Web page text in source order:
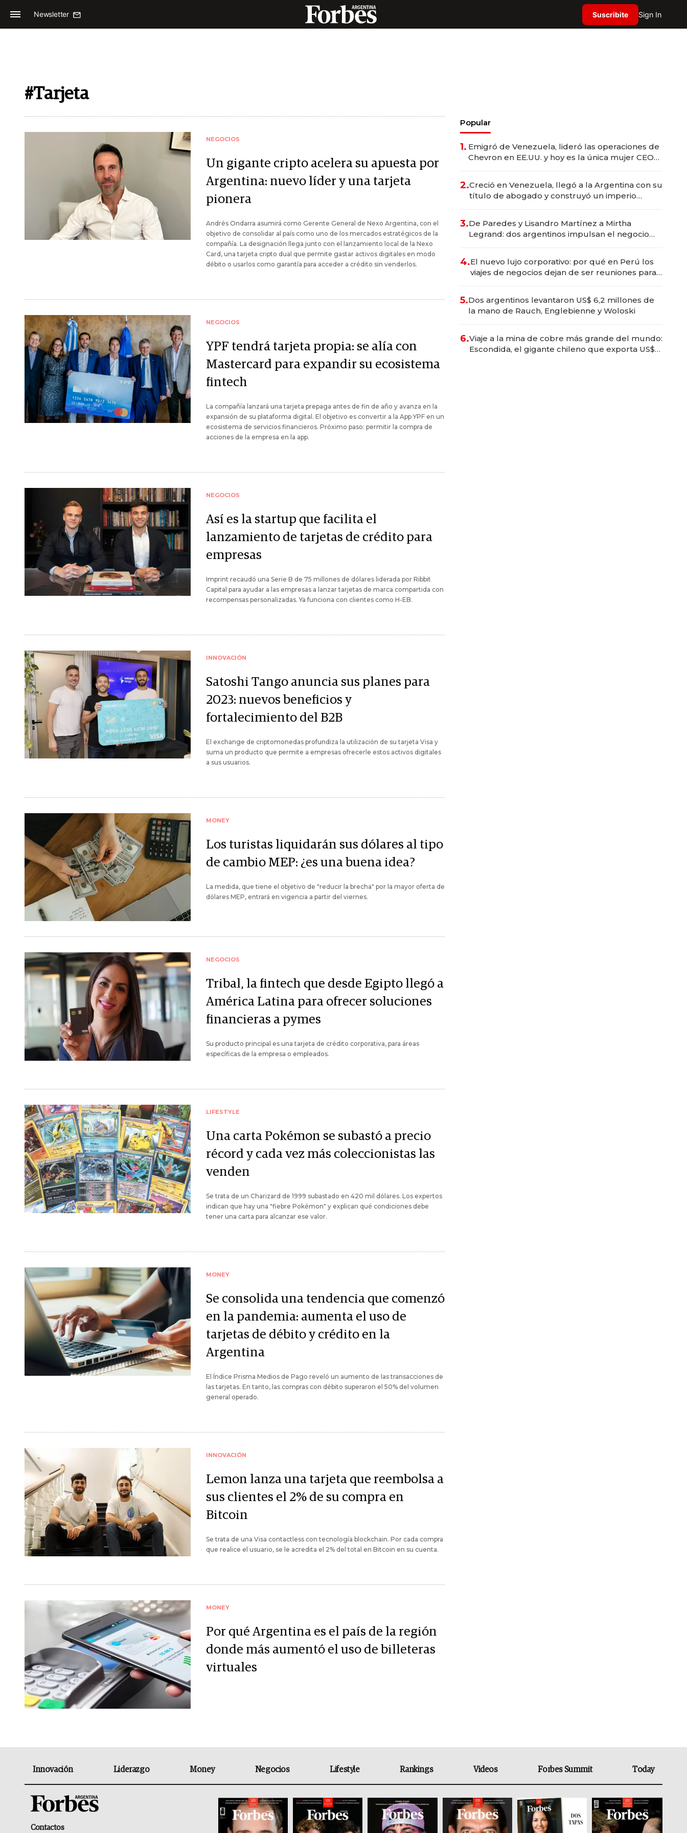
Newsletter Suscribite Sign In
#Tarjeta
NEGOCIOS
Un gigante cripto acelera su apuesta por
Argentina: nuevo líder y una tarjeta
pionera
Andrés Ondarra asumirá como Gerente General de Nexo Argentina, con el
objetivo de consolidar al país como uno de los mercados estratégicos de la
compañía. La designación llega junto con el lanzamiento local de la Nexo
Card, una tarjeta cripto dual que permite gastar activos digitales en modo
débito o usarlos como garantía para acceder a crédito sin venderlos.
NEGOCIOS
YPF tendrá tarjeta propia: se alía con
Mastercard para expandir su ecosistema
fintech
La compañía lanzará una tarjeta prepaga antes de fin de año y avanza en la
expansión de su plataforma digital. El objetivo es convertir a la App YPF en un
ecosistema de servicios financieros. Próximo paso: permitir la compra de
acciones de la empresa en la app.
NEGOCIOS
Así es la startup que facilita el
lanzamiento de tarjetas de crédito para
empresas
Imprint recaudó una Serie B de 75 millones de dólares liderada por Ribbit
Capital para ayudar a las empresas a lanzar tarjetas de marca compartida con
recompensas personalizadas. Ya funciona con clientes como H-EB.
INNOVACIÓN
Satoshi Tango anuncia sus planes para
2023: nuevos beneficios y
fortalecimiento del B2B
El exchange de criptomonedas profundiza la utilización de su tarjeta Visa y
suma un producto que permite a empresas ofrecerle estos activos digitales
a sus usuarios.
MONEY
Los turistas liquidarán sus dólares al tipo
de cambio MEP: ¿es una buena idea?
La medida, que tiene el objetivo de "reducir la brecha" por la mayor oferta de
dólares MEP, entrará en vigencia a partir del viernes.
NEGOCIOS
Tribal, la fintech que desde Egipto llegó a
América Latina para ofrecer soluciones
financieras a pymes
Su producto principal es una tarjeta de crédito corporativa, para áreas
específicas de la empresa o empleados.
LIFESTYLE
Una carta Pokémon se subastó a precio
récord y cada vez más coleccionistas las
venden
Se trata de un Charizard de 1999 subastado en 420 mil dólares. Los expertos
indican que hay una "fiebre Pokémon" y explican qué condiciones debe
tener una carta para alcanzar ese valor.
MONEY
Se consolida una tendencia que comenzó
en la pandemia: aumenta el uso de
tarjetas de débito y crédito en la
Argentina
El Índice Prisma Medios de Pago reveló un aumento de las transacciones de
las tarjetas. En tanto, las compras con débito superaron el 50% del volumen
general operado.
INNOVACIÓN
Lemon lanza una tarjeta que reembolsa a
sus clientes el 2% de su compra en
Bitcoin
Se trata de una Visa contactless con tecnología blockchain. Por cada compra
que realice el usuario, se le acredita el 2% del total en Bitcoin en su cuenta.
MONEY
Por qué Argentina es el país de la región
donde más aumentó el uso de billeteras
virtuales
Popular
1. Emigró de Venezuela, lideró las operaciones de
Chevron en EE.UU. y hoy es la única mujer CEO
2.Creció en Venezuela, llegó a la Argentina con su
título de abogado y construyó un imperio
3.De Paredes y Lisandro Martínez a Mirtha
Legrand: dos argentinos impulsan el negocio
4.El nuevo lujo corporativo: por qué en Perú los
viajes de negocios dejan de ser reuniones para
5.Dos argentinos levantaron US$ 6,2 millones de
la mano de Rauch, Englebienne y Woloski
6.Viaje a la mina de cobre más grande del mundo:
Escondida, el gigante chileno que exporta US$
Innovación Liderazgo Money Negocios Lifestyle Rankings Videos Forbes Summit Today
Contactos